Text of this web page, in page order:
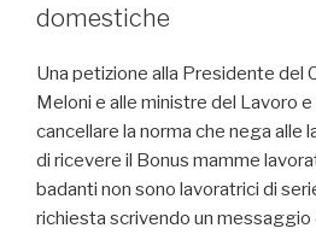
domestiche
Una petizione alla Presidente del
Meloni e alle ministre del Lavoro
cancellare la norma che nega alle
di ricevere il Bonus mamme
badanti non sono lavoratrici di
richiesta scrivendo un messaggio